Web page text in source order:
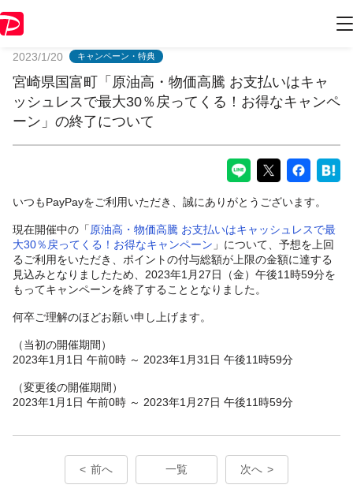
2023/1/20 キャンペーン・特典
宮崎県国富町「原油高・物価高騰 お支払いはキャ
ッシュレスで最大30％戻ってくる！お得なキャンペ
ーン」の終了について
いつもPayPayをご利用いただき、誠にありがとうございます。
現在開催中の「 原油高・物価高騰 お支払いはキャッシュレスで最
大30％戻ってくる！お得なキャンペーン 」について、予想を上回
るご利用をいただき、ポイントの付与総額が上限の金額に達する
見込みとなりましたため、2023年1月27日（金）午後11時59分を
もってキャンペーンを終了することとなりました。
何卒ご理解のほどお願い申し上げます。
（当初の開催期間）
2023年1月1日 午前0時 ～ 2023年1月31日 午後11時59分
（変更後の開催期間）
2023年1月1日 午前0時 ～ 2023年1月27日 午後11時59分
前へ 一覧 次へ